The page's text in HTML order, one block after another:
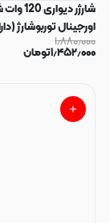
شارژر
اورجینال توربوشارژ
۱٫۸۸۰٫۰۰۰
۱٫۴۵۲٫۰۰۰تومان